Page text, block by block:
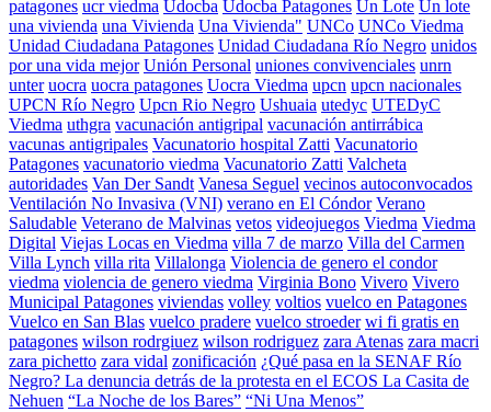
patagones ucr viedma Udocba Udocba Patagones Un Lote Un lote
una vivienda una Vivienda Una Vivienda" UNCo UNCo Viedma
Unidad Ciudadana Patagones Unidad Ciudadana Río Negro unidos
por una vida mejor Unión Personal uniones convivenciales unrn
unter uocra uocra patagones Uocra Viedma upcn upcn nacionales
UPCN Río Negro Upcn Rio Negro Ushuaia utedyc UTEDyC
Viedma uthgra vacunación antigripal vacunación antirrábica
vacunas antigripales Vacunatorio hospital Zatti Vacunatorio
Patagones vacunatorio viedma Vacunatorio Zatti Valcheta
autoridades Van Der Sandt Vanesa Seguel vecinos autoconvocados
Ventilación No Invasiva (VNI) verano en El Cóndor Verano
Saludable Veterano de Malvinas vetos videojuegos Viedma Viedma
Digital Viejas Locas en Viedma villa 7 de marzo Villa del Carmen
Villa Lynch villa rita Villalonga Violencia de genero el condor
viedma violencia de genero viedma Virginia Bono Vivero Vivero
Municipal Patagones viviendas volley voltios vuelco en Patagones
Vuelco en San Blas vuelco pradere vuelco stroeder wi fi gratis en
patagones wilson rodrgiuez wilson rodriguez zara Atenas zara macri
zara pichetto zara vidal zonificación ¿Qué pasa en la SENAF Río
Negro? La denuncia detrás de la protesta en el ECOS La Casita de
Nehuen “La Noche de los Bares” “Ni Una Menos”